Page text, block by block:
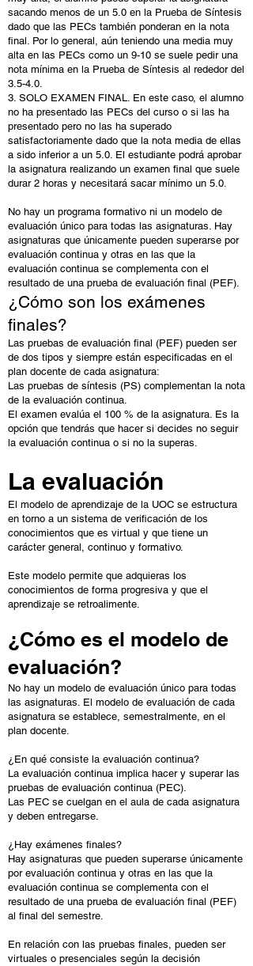
sacando menos de un 5.0 en la Prueba de Síntesis
dado que las PECs también ponderan en la nota
final. Por lo general, aún teniendo una media muy
alta en las PECs como un 9-10 se suele pedir una
nota mínima en la Prueba de Síntesis al rededor del
3.5-4.0.
3. SOLO EXAMEN FINAL. En este caso, el alumno
no ha presentado las PECs del curso o si las ha
presentado pero no las ha superado
satisfactoriamente dado que la nota media de ellas
a sido inferior a un 5.0. El estudiante podrá aprobar
la asignatura realizando un examen final que suele
durar 2 horas y necesitará sacar mínimo un 5.0.
No hay un programa formativo ni un modelo de
evaluación único para todas las asignaturas. Hay
asignaturas que únicamente pueden superarse por
evaluación continua y otras en las que la
evaluación continua se complementa con el
resultado de una prueba de evaluación final (PEF).
¿Cómo son los exámenes
finales?
Las pruebas de evaluación final (PEF) pueden ser
de dos tipos y siempre están especificadas en el
plan docente de cada asignatura:
Las pruebas de síntesis (PS) complementan la nota
de la evaluación continua.
El examen evalúa el 100 % de la asignatura. Es la
opción que tendrás que hacer si decides no seguir
la evaluación continua o si no la superas.
La evaluación
El modelo de aprendizaje de la UOC se estructura
en torno a un sistema de verificación de los
conocimientos que es virtual y que tiene un
carácter general, continuo y formativo.
Este modelo permite que adquieras los
conocimientos de forma progresiva y que el
aprendizaje se retroalimente.
¿Cómo es el modelo de
evaluación?
No hay un modelo de evaluación único para todas
las asignaturas. El modelo de evaluación de cada
asignatura se establece, semestralmente, en el
plan docente.
¿En qué consiste la evaluación continua?
La evaluación continua implica hacer y superar las
pruebas de evaluación continua (PEC).
Las PEC se cuelgan en el aula de cada asignatura
y deben entregarse.
¿Hay exámenes finales?
Hay asignaturas que pueden superarse únicamente
por evaluación continua y otras en las que la
evaluación continua se complementa con el
resultado de una prueba de evaluación final (PEF)
al final del semestre.
En relación con las pruebas finales, pueden ser
virtuales o presenciales según la decisión